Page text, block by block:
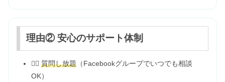
理由② 安心のサポート体制
🙋‍♂️ 質問し放題（Facebookグループでいつでも相談
OK）